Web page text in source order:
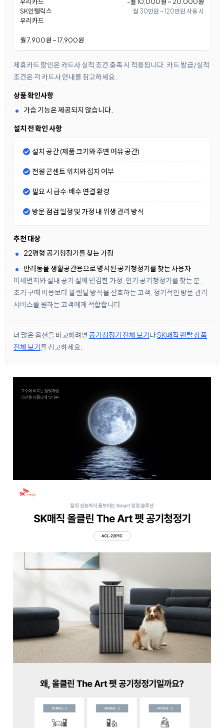
우리카드
SK인텔릭스
우리카드
-월 10,000원 ~ 20,000원
월 30만원 ~ 120만원 사용 시
월 7,900원 ~ 17,900원
제휴카드 할인은 카드사 실적 조건 충족 시 적용됩니다. 카드 발급/실적
조건은 각 카드사 안내를 참고하세요.
상품 확인사항
가습 기능은 제공되지 않습니다.
설치 전 확인 사항
설치 공간 (제품 크기와 주변 여유 공간)
전원 콘센트 위치와 접지 여부
필요 시 급수·배수 연결 환경
방문 점검 일정 및 가정 내 위생 관리 방식
추천 대상
22평형 공기청정기를 찾는 가정
반려동물 생활공간용으로 명시된 공기청정기를 찾는 사용자
미세먼지와 실내 공기 질에 민감한 가정, 인기 공기청정기를 찾는 분,
초기 구매 비용보다 월 렌탈 방식을 선호하는 고객, 정기적인 방문 관리
서비스를 원하는 고객에게 적합합니다.
더 많은 옵션을 비교하려면 공기청정기 전체 보기나SK매직 렌탈 상품
전체 보기를 참고하세요.